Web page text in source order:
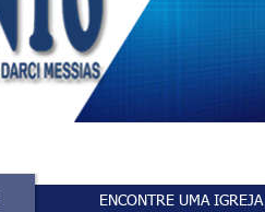
ENCONTRE UMA